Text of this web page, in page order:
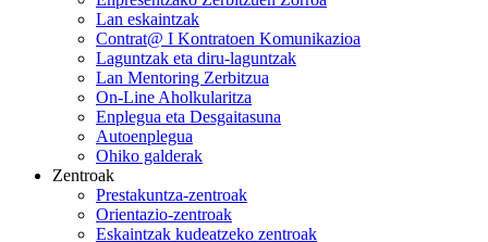
Lan eskaintzak
Contrat@ I Kontratoen Komunikazioa
Laguntzak eta diru-laguntzak
Lan Mentoring Zerbitzua
On-Line Aholkularitza
Enplegua eta Desgaitasuna
Autoenplegua
Ohiko galderak
Zentroak
Prestakuntza-zentroak
Orientazio-zentroak
Eskaintzak kudeatzeko zentroak